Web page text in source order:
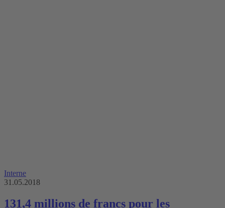
Interne
31.05.2018
131,4 millions de francs pour les